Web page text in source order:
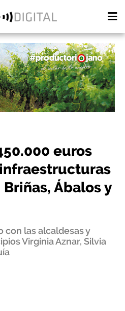
euros
Ábalos y
con las alcaldesas y
Virginia Aznar, Silvia